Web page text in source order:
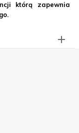
którą zapewnia